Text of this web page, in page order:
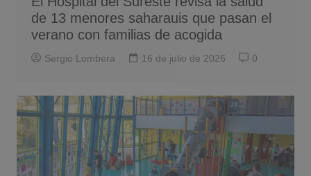
de 13 menores saharauis que pasan el
verano con familias de acogida
Sergio Lombera 16 de julio de 2026 0